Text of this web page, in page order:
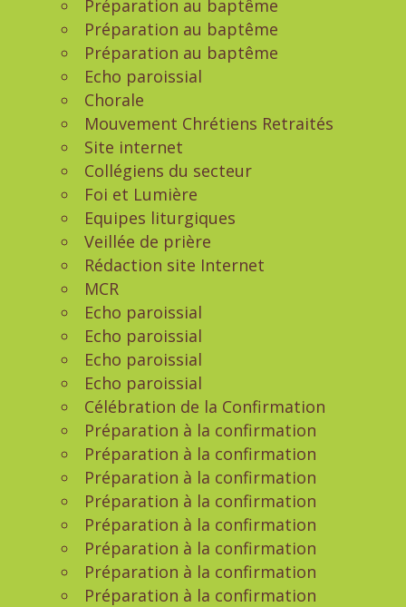
Préparation au baptême
Préparation au baptême
Préparation au baptême
Echo paroissial
Chorale
Mouvement Chrétiens Retraités
Site internet
Collégiens du secteur
Foi et Lumière
Equipes liturgiques
Veillée de prière
Rédaction site Internet
MCR
Echo paroissial
Echo paroissial
Echo paroissial
Echo paroissial
Célébration de la Confirmation
Préparation à la confirmation
Préparation à la confirmation
Préparation à la confirmation
Préparation à la confirmation
Préparation à la confirmation
Préparation à la confirmation
Préparation à la confirmation
Préparation à la confirmation